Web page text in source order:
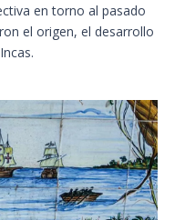
en torno al pasado
el origen, el desarrollo